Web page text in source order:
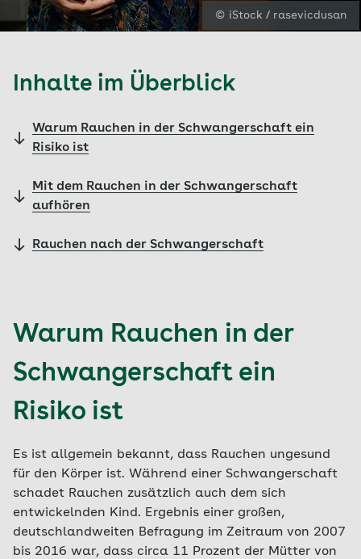
© iStock / rasevicdusan
Inhalte im Überblick
Warum Rauchen in der Schwangerschaft ein
Risiko ist
Mit dem Rauchen in der Schwangerschaft
aufhören
Rauchen nach der Schwangerschaft
Warum Rauchen in der
Schwangerschaft ein
Risiko ist
Es ist allgemein bekannt, dass Rauchen ungesund
für den Körper ist. Während einer Schwangerschaft
schadet Rauchen zusätzlich auch dem sich
entwickelnden Kind. Ergebnis einer großen,
deutschlandweiten Befragung im Zeitraum von 2007
bis 2016 war, dass circa 11 Prozent der Mütter von